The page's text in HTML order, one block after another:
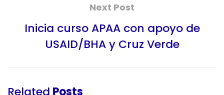
Next Post
Inicia curso APAA con apoyo de
USAID/BHA y Cruz Verde
Related Posts